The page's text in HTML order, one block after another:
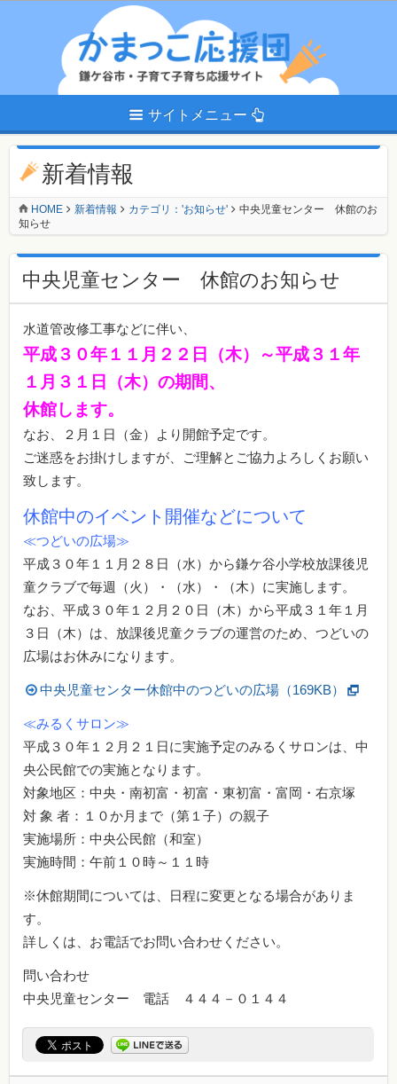
サイトメニュー
新着情報
HOME 新着情報 カテゴリ：'お知らせ'
中央児童センター 休館のお
知らせ
中央児童センター 休館のお知らせ
水道管改修工事などに伴い、
平成３０年１１月２２日（木）～平成３１年
１月３１日（木）の期間、
休館します。
なお、２月１日（金）より開館予定です。
ご迷惑をお掛けしますが、ご理解とご協力よろしくお願い
致します。
休館中のイベント開催などについて
≪つどいの広場≫
平成３０年１１月２８日（水）から鎌ケ谷小学校放課後児
童クラブで毎週（火）・（水）・（木）に実施します。
なお、平成３０年１２月２０日（木）から平成３１年１月
３日（木）は、放課後児童クラブの運営のため、つどいの
広場はお休みになります。
中央児童センター休館中のつどいの広場（169KB）
≪みるくサロン≫
平成３０年１２月２１日に実施予定のみるくサロンは、中
央公民館での実施となります。
対象地区：中央・南初富・初富・東初富・富岡・右京塚
対 象 者：１０か月まで（第１子）の親子
実施場所：中央公民館（和室）
実施時間：午前１０時～１１時
※休館期間については、日程に変更となる場合がありま
す。
詳しくは、お電話でお問い合わせください。
問い合わせ
中央児童センター 電話 ４４４－０１４４